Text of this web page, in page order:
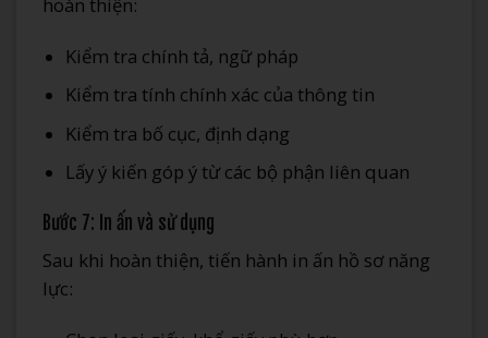
Kiểm tra chính tả, ngữ pháp
Kiểm tra tính chính xác của thông tin
Kiểm tra bố cục, định dạng
Lấy ý kiến góp ý từ các bộ phận liên quan
Bước 7: In ấn và sử dụng
Sau khi hoàn thiện, tiến hành in ấn hồ sơ năng
lực: